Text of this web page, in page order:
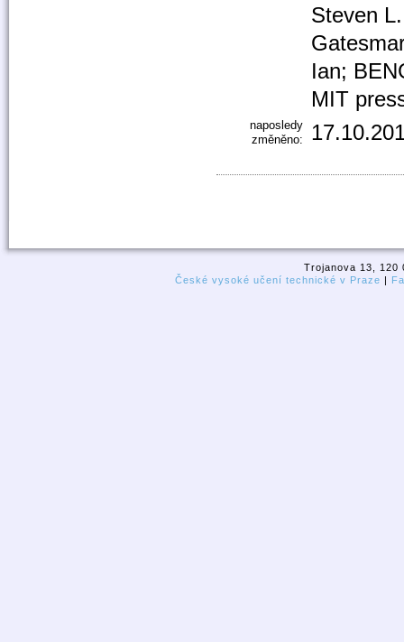
Steven
Ian;
MIT
naposledy
změněno:
Trojanova 13, 120
České vysoké učení technické v Praze